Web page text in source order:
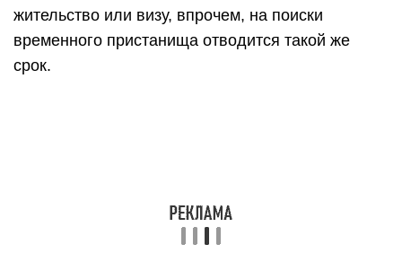
жительство или визу, впрочем, на поиски
временного пристанища отводится такой же
срок.